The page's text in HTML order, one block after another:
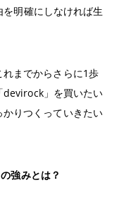
明確にしなければ生
までからさらに1歩
devirock」を買いたい
りつくっていきたい
強みとは？